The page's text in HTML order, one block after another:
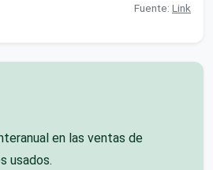
Fuente: Link
en las ventas de
usados.